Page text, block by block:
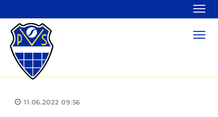
11.06.2022 09:56